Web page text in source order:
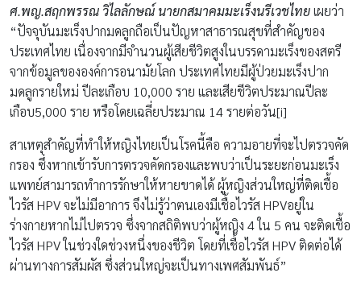
ศ.พญ.สฤกพรรณ วิไลลักษณ์ นายกสมาคมมะเร็งนรีเวชไทยเผยว่า
“ปัจจุบันมะเร็งปากมดลูกถือเป็นปัญหาสาธารณสุขที่สำคัญของ
ประเทศไทย เนื่องจากมีจำนวนผู้เสียชีวิตสูงในบรรดามะเร็งของสตรี
จากข้อมูลขององค์การอนามัยโลก ประเทศไทยมีผู้ป่วยมะเร็งปาก
มดลูกรายใหม่ ปีละเกือบ 10,000 ราย และเสียชีวิตประมาณปีละ
เกือบ5,000 ราย หรือโดยเฉลี่ยประมาณ 14 รายต่อวัน[i]
สาเหตุสำคัญที่ทำให้หญิงไทยเป็นโรคนี้คือ ความอายที่จะไปตรวจคัด
กรอง ซึ่งหากเข้ารับการตรวจคัดกรองและพบว่าเป็นระยะก่อนมะเร็ง
แพทย์สามารถทำการรักษาให้หายขาดได้ ผู้หญิงส่วนใหญ่ที่ติดเชื้อ
ไวรัส HPV จะไม่มีอาการ จึงไม่รู้ว่าตนเองมีเชื้อไวรัส HPVอยู่ใน
ร่างกายหากไม่ไปตรวจ ซึ่งจากสถิติพบว่าผู้หญิง 4 ใน 5 คน จะติดเชื้อ
ไวรัส HPV ในช่วงใดช่วงหนึ่งของชีวิต โดยที่เชื้อไวรัส HPV ติดต่อได้
ผ่านทางการสัมผัส ซึ่งส่วนใหญ่จะเป็นทางเพศสัมพันธ์”